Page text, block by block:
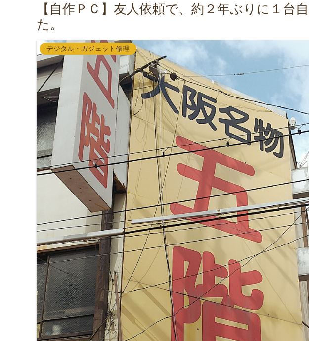
【自作ＰＣ】友人依頼で、約２年ぶりに１台
た。
デジタル・ガジェット修理